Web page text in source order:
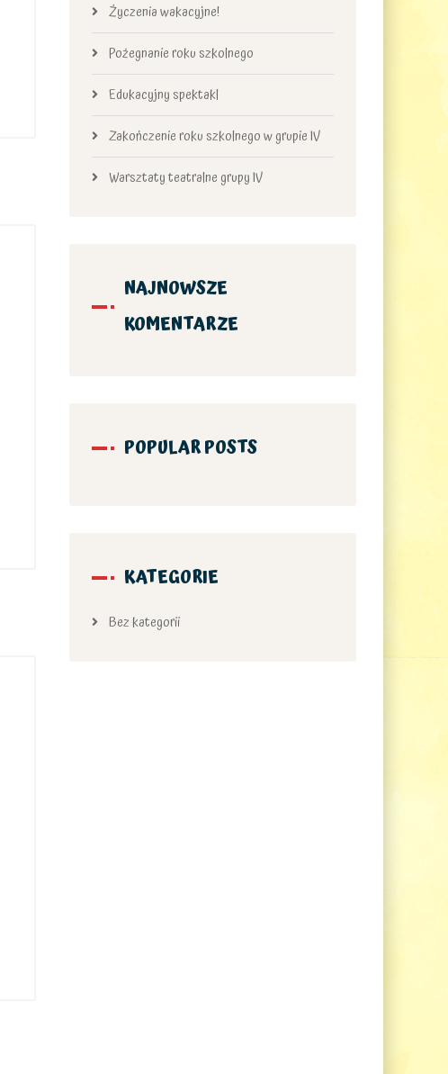
Życzenia wakacyjne!
Pożegnanie roku szkolnego
Edukacyjny spektakl
Zakończenie roku szkolnego w grupie IV
Warsztaty teatralne grupy IV
NAJNOWSZE
KOMENTARZE
POPULAR POSTS
KATEGORIE
Bez kategorii